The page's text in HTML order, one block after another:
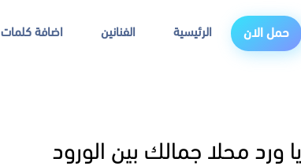
حمل الان الرئيسية الفنانين اضافة كلمات
يا ورد محلا جمالك بين الورود